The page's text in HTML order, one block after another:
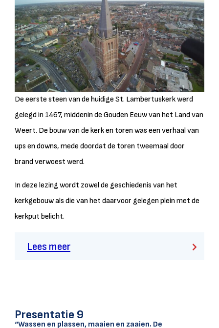
De eerste steen van de huidige St. Lambertuskerk werd
gelegd in 1467, middenin de Gouden Eeuw van het Land van
Weert. De bouw van de kerk en toren was een verhaal van
ups en downs, mede doordat de toren tweemaal door
brand verwoest werd.
In deze lezing wordt zowel de geschiedenis van het
kerkgebouw als die van het daarvoor gelegen plein met de
kerkput belicht.
Lees meer
Presentatie 9
“Wassen en plassen, maaien en zaaien. De